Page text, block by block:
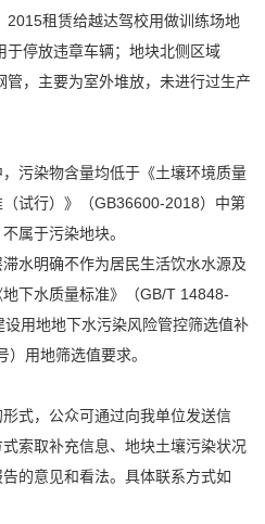
租赁给越达驾校用做训练场地
于停放违章车辆；地块北侧区域
，主要为室外堆放，未进行过生产
污染物含量均低于《土壤环境质量
试行）》（GB36600-2018）中第
属于污染地块。
水明确不作为居民生活饮水水源及
下水质量标准》（GB/T 14848-
用地地下水污染风险管控筛选值补
用地筛选值要求。
式，公众可通过向我单位发送信
索取补充信息、地块土壤污染状况
的意见和看法。具体联系方式如